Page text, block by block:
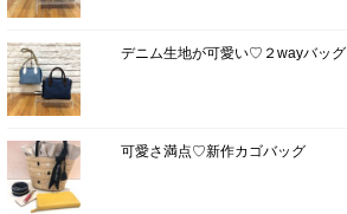
デニム生地が可愛い♡２wayバッグ
可愛さ満点♡新作カゴバッグ